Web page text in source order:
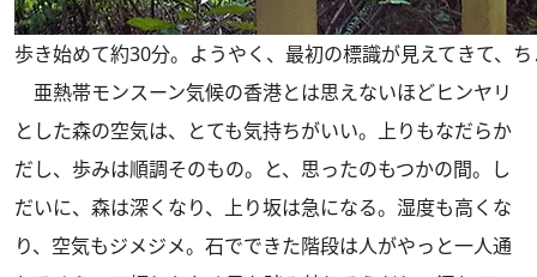
歩き始めて約30分。ようやく、最初の標識が見えてきて、
亜熱帯モンスーン気候の香港とは思えないほどヒンヤリ
とした森の空気は、とても気持ちがいい。上りもなだらか
だし、歩みは順調そのもの。と、思ったのもつかの間。し
だいに、森は深くなり、上り坂は急になる。湿度も高くな
り、空気もジメジメ。石でできた階段は人がやっと一人通